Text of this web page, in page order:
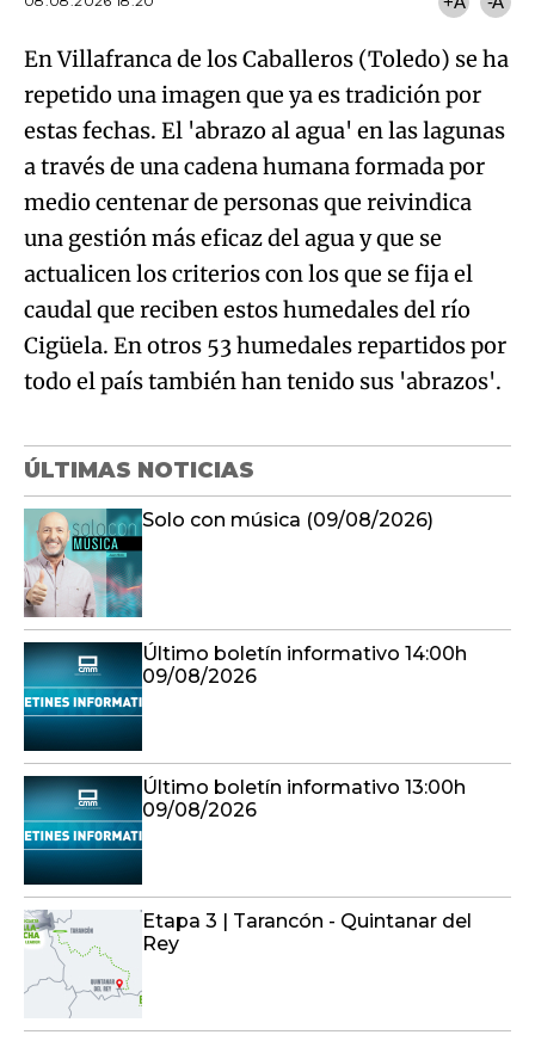
En Villafranca de los Caballeros (Toledo) se ha
repetido una imagen que ya es tradición por
estas fechas. El 'abrazo al agua' en las lagunas
a través de una cadena humana formada por
medio centenar de personas que reivindica
una gestión más eficaz del agua y que se
actualicen los criterios con los que se fija el
caudal que reciben estos humedales del río
Cigüela. En otros 53 humedales repartidos por
todo el país también han tenido sus 'abrazos'.
ÚLTIMAS NOTICIAS
Solo con música (09/08/2026)
Último boletín informativo 14:00h
09/08/2026
Último boletín informativo 13:00h
09/08/2026
Etapa 3 | Tarancón - Quintanar del
Rey